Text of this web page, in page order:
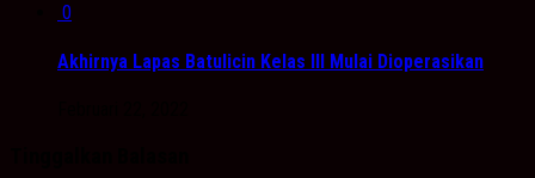
0
Akhirnya Lapas Batulicin Kelas III Mulai Dioperasikan